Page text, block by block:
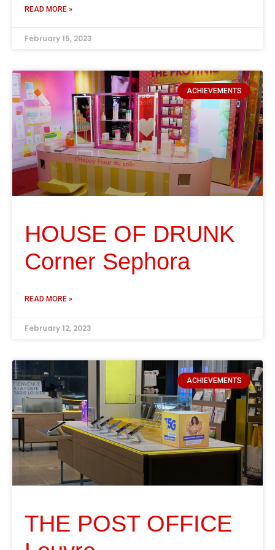
READ MORE »
February 15, 2023
ACHIEVEMENTS
HOUSE OF DRUNK
Corner Sephora
READ MORE »
February 12, 2023
ACHIEVEMENTS
THE POST OFFICE